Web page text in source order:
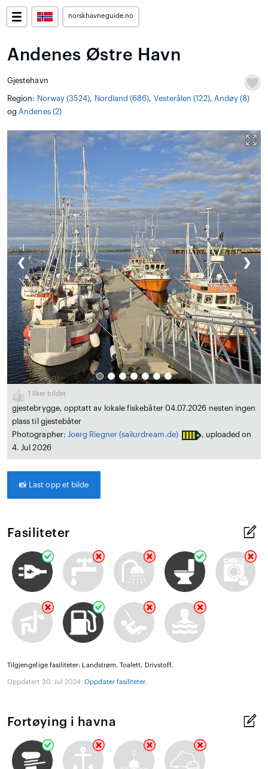
norskhavneguide.no
Andenes Østre Havn
Gjestehavn
Region: Norway (3524), Nordland (686), Vesterålen (122), Andøy (8)
og Andenes (2)
❮ ❯
1 liker bildet
gjestebrygge, opptatt av lokale fiskebåter 04.07.2026 nesten ingen
plass til gjestebåter
Photographer: Joerg Riegner (sailurdream.de)
, uploaded on
4. Jul 2026
📸 Last opp et bilde
Fasiliteter
Tilgjengelige fasiliteter: Landstrøm, Toalett, Drivstoff.
Oppdatert 30. Jul 2024.Oppdater fasiliteter.
Fortøying i havna